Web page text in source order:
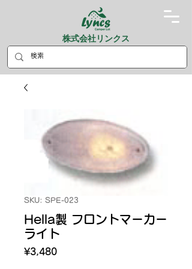
株式会社リンクス
SKU: SPE-023
Hella製 フロントマーカー
ライト
¥3,480Price